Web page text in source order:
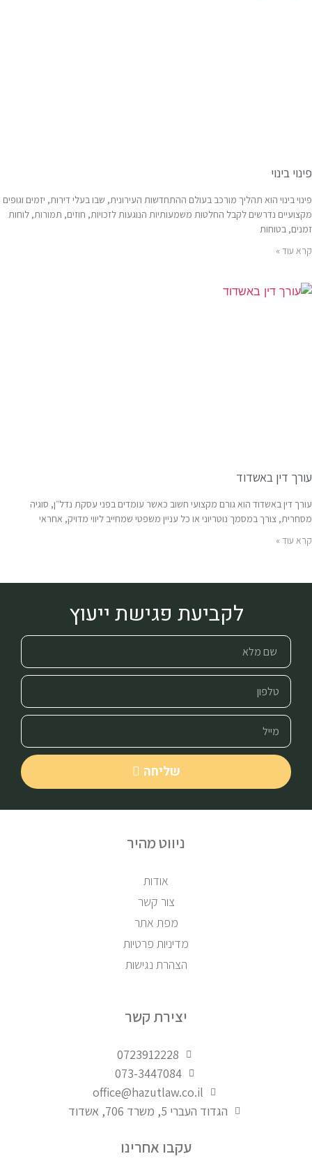
פינוי בינוי
פינוי בינוי הוא תהליך מורכב בעולם ההתחדשות העירונית, שבו בעלי דירות, יזמים וגופים
מקצועיים נדרשים לקבל החלטות משמעותיות הנוגעות לזכויות, חוזים, תמורות, לוחות
זמנים, בטוחות
קרא עוד »
עורך דין באשדוד
עורך דין באשדוד הוא גורם מקצועי חשוב כאשר עומדים בפני עסקת נדל״ן, סוגיה
מסחרית, צורך במסמך נוטריוני או כל עניין משפטי שמחייב ליווי מדויק, אחראי
קרא עוד »
לקביעת פגישת ייעוץ
שליחה
ניווט מהיר
אודות
צור קשר
מפת אתר
מדיניות פרטיות
הצהרת נגישות
יצירת קשר
0723912228
073-3447084
office@hazutlaw.co.il
הגדוד העברי 5, משרד 706, אשדוד
עקבו אחרינו